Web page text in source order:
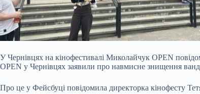
У Чернівцях на кінофестивалі Миколайчук OPEN
OPEN у Чернівцях заявили про навмисне знищення
Про це у Фейсбуці повідомила директорка кінофесту